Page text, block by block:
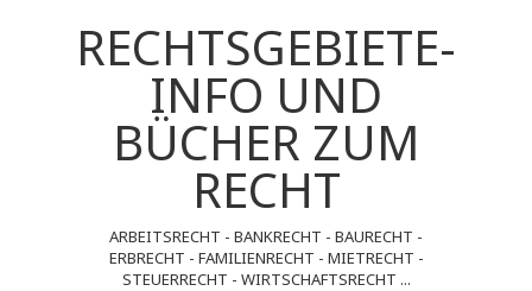
RECHTSGEBIETE-
INFO UND
BÜCHER ZUM
RECHT
ARBEITSRECHT - BANKRECHT - BAURECHT -
ERBRECHT - FAMILIENRECHT - MIETRECHT -
STEUERRECHT - WIRTSCHAFTSRECHT ...